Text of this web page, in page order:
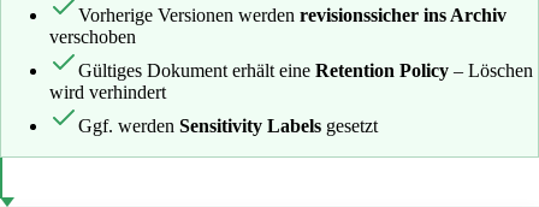
Vorherige Versionen werden revisionssicher ins Archiv
verschoben
Gültiges Dokument erhält eine Retention Policy – Löschen
wird verhindert
Ggf. werden Sensitivity Labels gesetzt